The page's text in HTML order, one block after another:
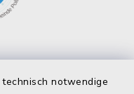
notwendige